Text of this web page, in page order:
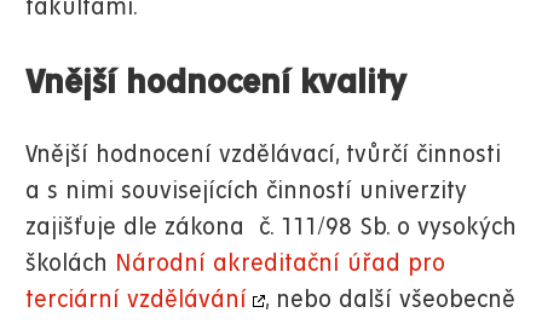
fakultami.
Vnější hodnocení kvality
Vnější hodnocení vzdělávací, tvůrčí činnosti
a s nimi souvisejících činností univerzity
zajišťuje dle zákona č. 111/98 Sb. o vysokých
školách Národní akreditační úřad pro
terciární vzdělávání
, nebo další všeobecně